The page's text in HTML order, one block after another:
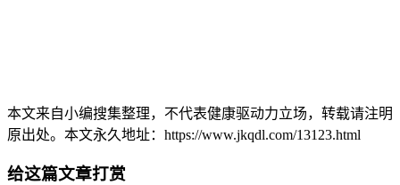
本文来自小编搜集整理，不代表健康驱动力立场，转载请注明
原出处。本文永久地址：https://www.jkqdl.com/13123.html
给这篇文章打赏